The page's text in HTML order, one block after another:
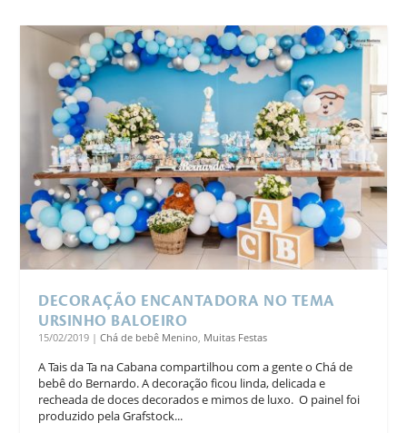
DECORAÇÃO ENCANTADORA NO TEMA
URSINHO BALOEIRO
15/02/2019 |Chá de bebê Menino Muitas Festas
A Tais da Ta na Cabana compartilhou com a gente o Chá de
bebê do Bernardo. A decoração ficou linda, delicada e
recheada de doces decorados e mimos de luxo. O painel foi
produzido pela Grafstock...